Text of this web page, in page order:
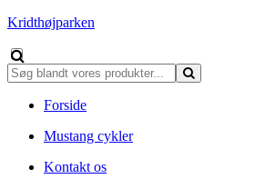
Kridthøjparken
Forside
Mustang cykler
Kontakt os